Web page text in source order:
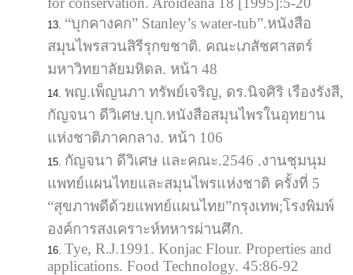
“บุกคางคก” Stanley’s water-tub”.หนังสือ
สมุนไพรสวนสิรีรุกขชาติ. คณะเภสัชศาสตร์
มหาวิทยาลัยมหิดล. หน้า 48
พญ.เพ็ญนภา ทรัพย์เจริญ, ดร.นิจศิริ เรืองรังสี,
กัญจนา ดีวิเศษ.บุก.หนังสือสมุนไพรในอุทยาน
แห่งชาติภาคกลาง. หน้า 106
กัญจนา ดีวิเศษ และคณะ.2546 .งานชุมนุม
แพทย์แผนไทยและสมุนไพรแห่งชาติ ครั้งที่ 5
“สุขภาพดีด้วยแพทย์แผนไทย”กรุงเทพ;โรงพิมพ์
องค์การสงเคราะห์ทหารผ่านศึก.
Tye, R.J.1991. Konjac Flour. Properties and
applications. Food Technology. 45:86-92